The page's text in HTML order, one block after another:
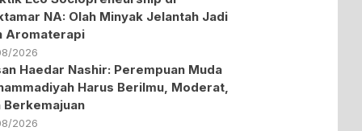
NA: Olah Minyak Jelantah Jadi
Aromaterapi
2026
Haedar Nashir: Perempuan Muda
Harus Berilmu, Moderat,
Berkemajuan
2026